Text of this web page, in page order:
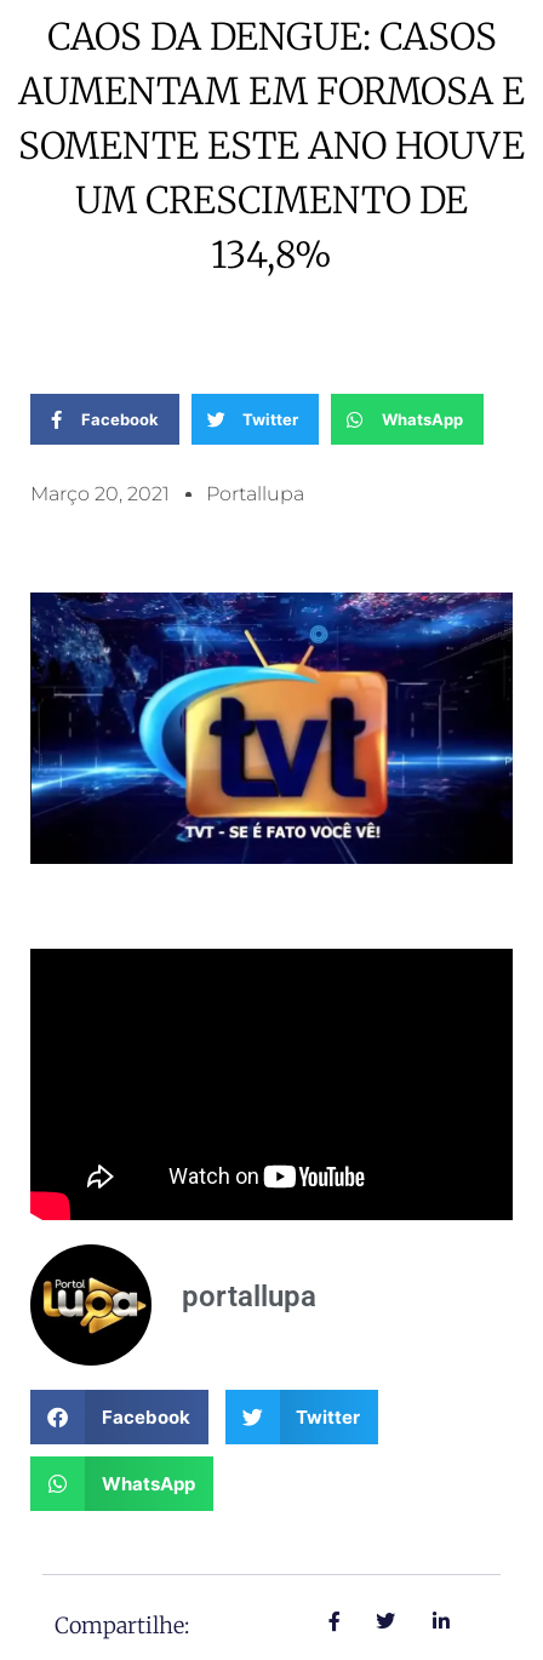
CAOS DA DENGUE: CASOS
AUMENTAM EM FORMOSA E
SOMENTE ESTE ANO HOUVE
UM CRESCIMENTO DE
134,8%
Facebook Twitter WhatsApp
Março 20, 2021 Portallupa
portallupa
Facebook Twitter
WhatsApp
Compartilhe: